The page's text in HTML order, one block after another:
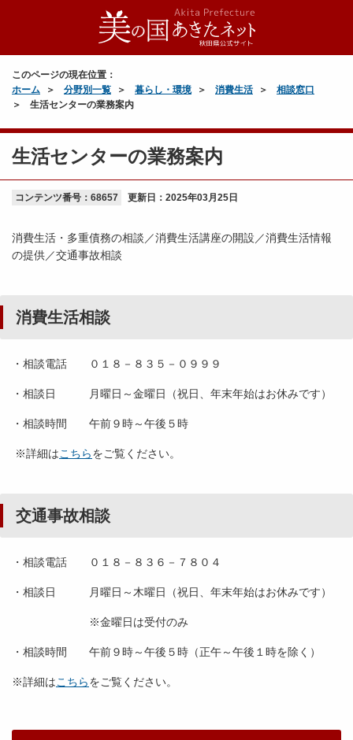
このページの現在位置：
ホーム
分野別一覧 暮らし・環境 消費生活
相談窓口
生活センターの業務案内
生活センターの業務案内
コンテンツ番号：68657 更新日： 2025年03月25日
消費生活・多重債務の相談／消費生活講座の開設／消費生活情報
の提供／交通事故相談
消費生活相談
・相談電話 ０１８－８３５－０９９９
・相談日 月曜日～金曜日（祝日、年末年始はお休みです）
・相談時間 午前９時～午後５時
※詳細はこちらをご覧ください。
交通事故相談
・相談電話 ０１８－８３６－７８０４
・相談日 月曜日～木曜日（祝日、年末年始はお休みです）
※金曜日は受付のみ
・相談時間 午前９時～午後５時（正午～午後１時を除く）
※詳細はこちらをご覧ください。